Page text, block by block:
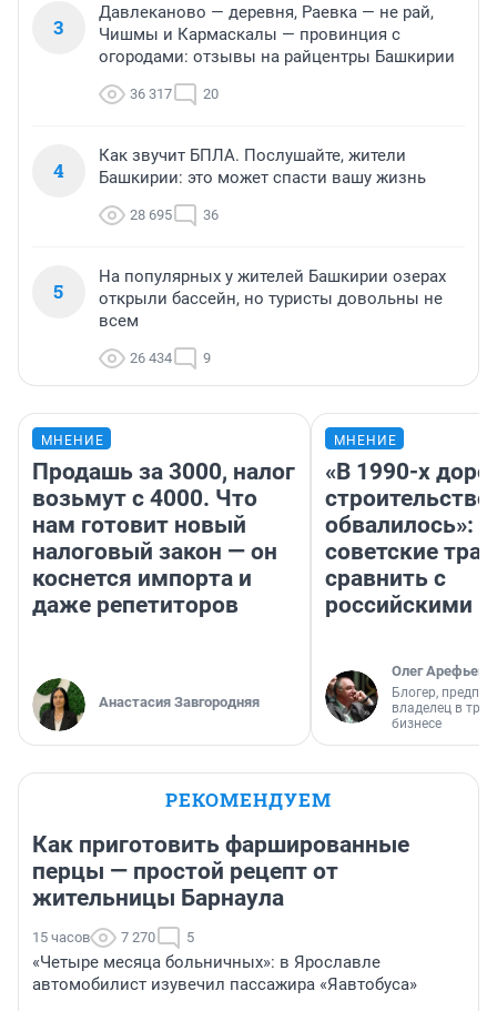
3
Давлеканово — деревня, Раевка — не рай,
Чишмы и Кармаскалы — провинция с
огородами: отзывы на райцентры Башкирии
36 317 20
4
Как звучит БПЛА. Послушайте, жители
Башкирии: это может спасти вашу жизнь
28 695 36
5
На популярных у жителей Башкирии озерах
открыли бассейн, но туристы довольны не
всем
26 434 9
МНЕНИЕ
Продашь за 3000, налог
возьмут с 4000. Что
нам готовит новый
налоговый закон — он
коснется импорта и
даже репетиторов
Анастасия Завгородняя
МНЕНИЕ
«В 1990-х
строительство
обвалилось»:
советские
сравнить с
российскими
Олег Арефьев
Блогер,
владелец в
бизнесе
РЕКОМЕНДУЕМ
Как приготовить фаршированные
перцы — простой рецепт от
жительницы Барнаула
15 часов 7 270 5
«Четыре месяца больничных»: в Ярославле
автомобилист изувечил пассажира «Яавтобуса»